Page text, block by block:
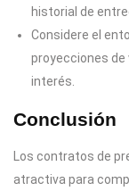
historial de
Considere el
proyecciones de
interés.
Conclusión
Los contratos de
atractiva para